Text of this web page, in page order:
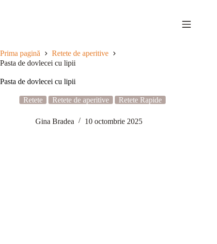
Prima pagină
Retete de aperitive
Pasta de dovlecei cu lipii
Pasta de dovlecei cu lipii
Retete Retete de aperitive Retete Rapide
Gina Bradea 10 octombrie 2025